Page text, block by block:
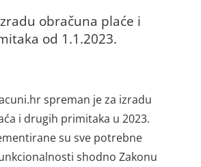
obračuna plaće i
od 1.1.2023.
spreman je za izradu
i drugih primitaka u 2023.
su sve potrebne
shodno Zakonu